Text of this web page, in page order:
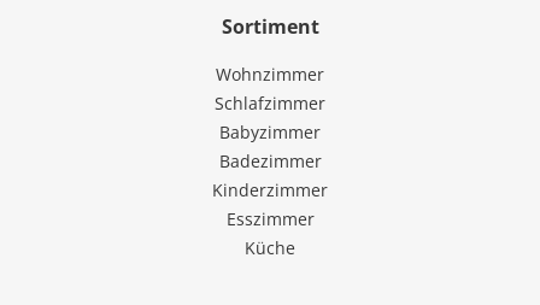
Sortiment
Wohnzimmer
Schlafzimmer
Babyzimmer
Badezimmer
Kinderzimmer
Esszimmer
Küche